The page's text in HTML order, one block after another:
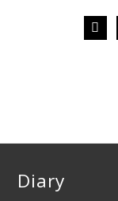
Diary